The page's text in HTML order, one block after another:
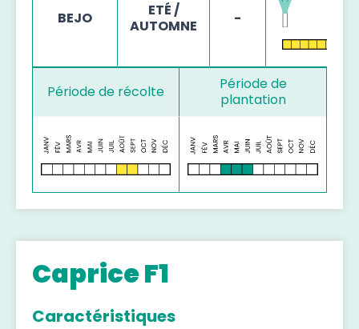
BEJO
ETÉ /
AUTOMNE
-
Période de récolte
Période de
plantation
Caprice F1
Caractéristiques